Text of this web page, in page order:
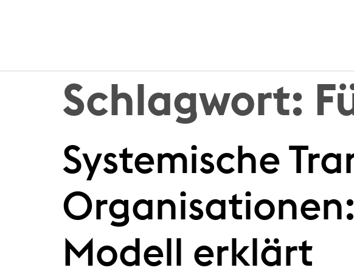
Schlagwort:
Systemische
Modell erklärt